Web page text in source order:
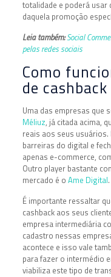
totalidade e poderá usar
daquela promoção
Leia também:Social
pelas redes sociais
Como
de cashback
Uma das empresas que
Méliuz, já citada acima,
reais aos seus usuários.
barreiras do digital e
apenas e-commerce,
Outro player bastante
mercado é o Ame Digital.
É importante ressaltar
cashback aos seus
empresa intermediária
cadastro nessas
acontece e isso vale
para fazer o intermédio
viabiliza este tipo de